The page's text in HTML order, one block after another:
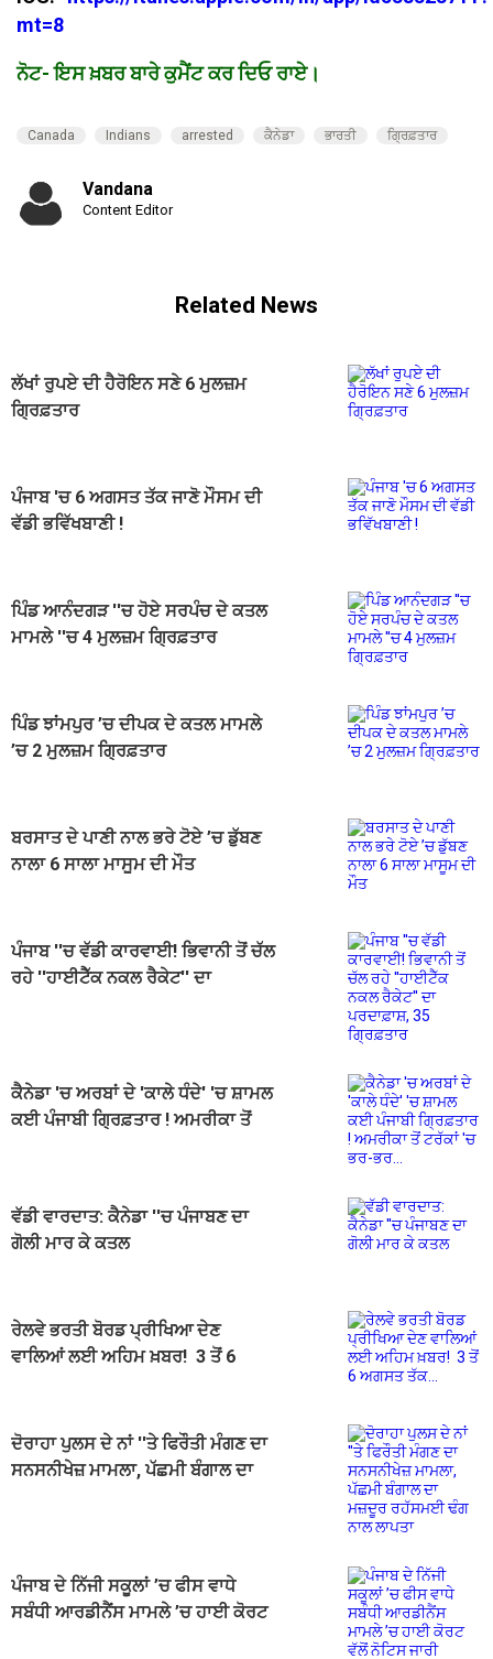
mt=8
ਨੋਟ- ਇਸ ਖ਼ਬਰ ਬਾਰੇ ਕੁਮੈਂਟ ਕਰ ਦਿਓ ਰਾਏ।
Canada Indians arrested ਕੈਨੇਡਾ ਭਾਰਤੀ ਗ੍ਰਿਫ਼ਤਾਰ
Vandana
Content Editor
Related News
ਲੱਖਾਂ ਰੁਪਏ ਦੀ ਹੈਰੋਇਨ ਸਣੇ 6 ਮੁਲਜ਼ਮ
ਗ੍ਰਿਫ਼ਤਾਰ
ਪੰਜਾਬ 'ਚ 6 ਅਗਸਤ ਤੱਕ ਜਾਣੋ ਮੌਸਮ ਦੀ
ਵੱਡੀ ਭਵਿੱਖਬਾਣੀ !
ਪਿੰਡ ਆਨੰਦਗੜ ''ਚ ਹੋਏ ਸਰਪੰਚ ਦੇ ਕਤਲ
ਮਾਮਲੇ ''ਚ 4 ਮੁਲਜ਼ਮ ਗ੍ਰਿਫ਼ਤਾਰ
ਪਿੰਡ ਝਾਂਮਪੁਰ ’ਚ ਦੀਪਕ ਦੇ ਕਤਲ ਮਾਮਲੇ
’ਚ 2 ਮੁਲਜ਼ਮ ਗ੍ਰਿਫ਼ਤਾਰ
ਬਰਸਾਤ ਦੇ ਪਾਣੀ ਨਾਲ ਭਰੇ ਟੋਏ ’ਚ ਡੁੱਬਣ
ਨਾਲਾ 6 ਸਾਲਾ ਮਾਸੂਮ ਦੀ ਮੌਤ
ਪੰਜਾਬ ''ਚ ਵੱਡੀ ਕਾਰਵਾਈ! ਭਿਵਾਨੀ ਤੋਂ ਚੱਲ
ਰਹੇ ''ਹਾਈਟੈੱਕ ਨਕਲ ਰੈਕੇਟ'' ਦਾ
ਕੈਨੇਡਾ 'ਚ ਅਰਬਾਂ ਦੇ 'ਕਾਲੇ ਧੰਦੇ' 'ਚ ਸ਼ਾਮਲ
ਕਈ ਪੰਜਾਬੀ ਗ੍ਰਿਫ਼ਤਾਰ ! ਅਮਰੀਕਾ ਤੋਂ
ਵੱਡੀ ਵਾਰਦਾਤ: ਕੈਨੇਡਾ ''ਚ ਪੰਜਾਬਣ ਦਾ
ਗੋਲੀ ਮਾਰ ਕੇ ਕਤਲ
ਰੇਲਵੇ ਭਰਤੀ ਬੋਰਡ ਪ੍ਰੀਖਿਆ ਦੇਣ
ਵਾਲਿਆਂ ਲਈ ਅਹਿਮ ਖ਼ਬਰ! 3 ਤੋਂ 6
ਦੋਰਾਹਾ ਪੁਲਸ ਦੇ ਨਾਂ ''ਤੇ ਫਿਰੌਤੀ ਮੰਗਣ ਦਾ
ਸਨਸਨੀਖੇਜ਼ ਮਾਮਲਾ, ਪੱਛਮੀ ਬੰਗਾਲ ਦਾ
ਪੰਜਾਬ ਦੇ ਨਿੱਜੀ ਸਕੂਲਾਂ ’ਚ ਫੀਸ ਵਾਧੇ
ਸਬੰਧੀ ਆਰਡੀਨੈਂਸ ਮਾਮਲੇ ’ਚ ਹਾਈ ਕੋਰਟ